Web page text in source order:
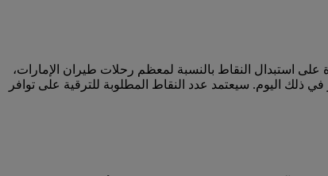
استبدال النقاط بالنسبة لمعظم رحلات طيران الإمارات،
اليوم. سيعتمد عدد النقاط المطلوبة للترقية على توافر